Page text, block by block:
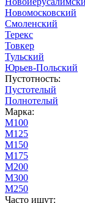
Новомосковский
Смоленский
Терекс
Товкер
Тульский
Юрьев-Польский
Пустотность:
Пустотелый
Полнотелый
Марка:
М100
М125
М150
М175
М200
М300
М250
Часто ищут: